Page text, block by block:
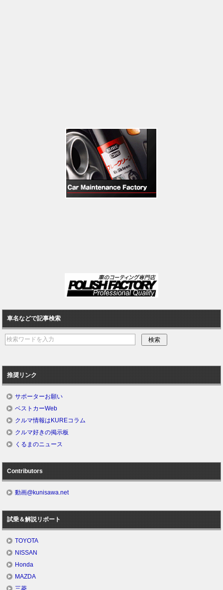
車名などで記事検索
推奨リンク
サポーターお願い
ベストカーWeb
クルマ情報はKUREコラム
クルマ好きの掲示板
くるまのニュース
Contributors
動画@kunisawa.net
試乗＆解説リポート
TOYOTA
NISSAN
Honda
MAZDA